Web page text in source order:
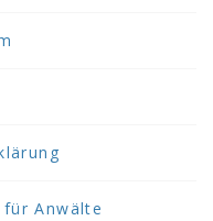
Anwälte